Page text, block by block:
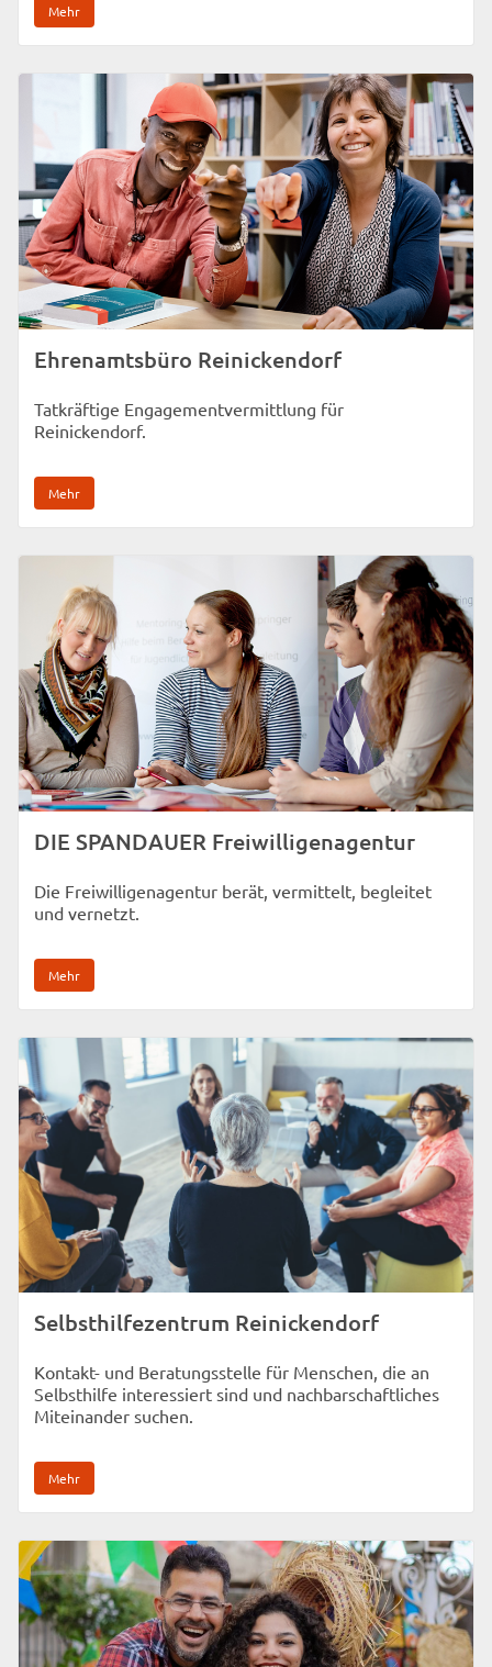
Mehr
Ehrenamtsbüro Reinickendorf
Tatkräftige Engagementvermittlung für
Reinickendorf.
Mehr
DIE SPANDAUER Freiwilligenagentur
Die Freiwilligenagentur berät, vermittelt, begleitet
und vernetzt.
Mehr
Selbsthilfezentrum Reinickendorf
Kontakt- und Beratungsstelle für Menschen, die an
Selbsthilfe interessiert sind und nachbarschaftliches
Miteinander suchen.
Mehr